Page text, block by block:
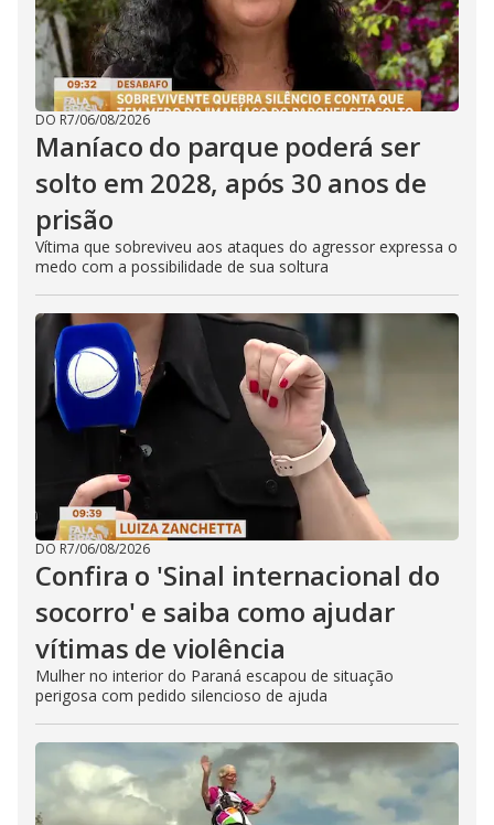
DO R7/06/08/2026
Maníaco do parque poderá ser
solto em 2028, após 30 anos de
prisão
Vítima que sobreviveu aos ataques do agressor expressa o
medo com a possibilidade de sua soltura
DO R7/06/08/2026
Confira o 'Sinal internacional do
socorro' e saiba como ajudar
vítimas de violência
Mulher no interior do Paraná escapou de situação
perigosa com pedido silencioso de ajuda